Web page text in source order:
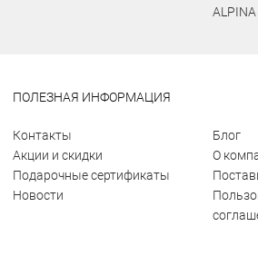
ALPINA
ПОЛЕЗНАЯ ИНФОРМАЦИЯ
Контакты
Акции и скидки
Подарочные сертификаты
Новости
Блог
О